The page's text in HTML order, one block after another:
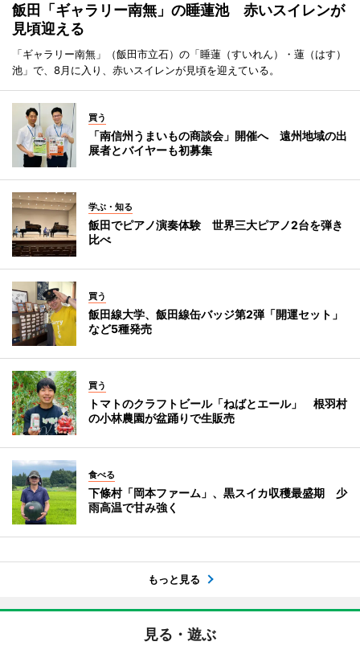
飯田「ギャラリー南無」の睡蓮池 赤いスイレンが
見頃迎える
「ギャラリー南無」（飯田市立石）の「睡蓮（すいれん）・蓮（はす）
池」で、8月に入り、赤いスイレンが見頃を迎えている。
買う
「南信州うまいもの商談会」開催へ 遠州地域の出
展者とバイヤーも初募集
学ぶ・知る
飯田でピアノ演奏体験 世界三大ピアノ2台を弾き
比べ
買う
飯田線大学、飯田線缶バッジ第2弾「開運セット」
など5種発売
買う
トマトのクラフトビール「ねばとエール」 根羽村
の小林農園が盆踊りで生販売
食べる
下條村「岡本ファーム」、黒スイカ収穫最盛期 少
雨高温で甘み強く
もっと見る
見る・遊ぶ